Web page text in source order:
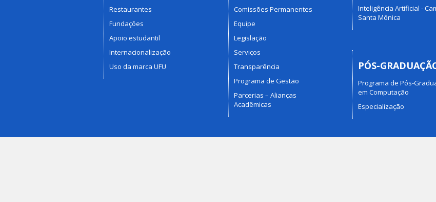
Restaurantes
Fundações
Apoio estudantil
Internacionalização
Uso da marca UFU
Comissões Permanentes
Equipe
Legislação
Serviços
Transparência
Programa de Gestão
Parcerias – Alianças
Acadêmicas
Inteligência Artificial -
Santa Mônica
PÓS-
Programa de Pós-
em Computação
Especialização